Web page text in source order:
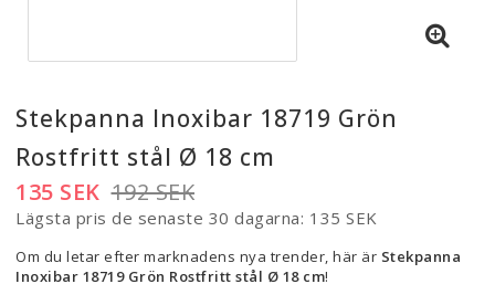
Stekpanna Inoxibar 18719 Grön
Rostfritt stål Ø 18 cm
192 SEK
135 SEK
Lägsta pris de senaste 30 dagarna 135 SEK
Om du letar efter marknadens nya trender, här är Stekpanna
Inoxibar 18719 Grön Rostfritt stål Ø 18 cm!